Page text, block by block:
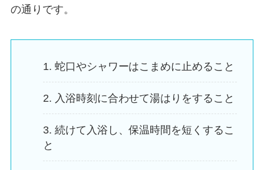
の通りです。
蛇口やシャワーはこまめに止めること
入浴時刻に合わせて湯はりをすること
続けて入浴し、保温時間を短くするこ
と